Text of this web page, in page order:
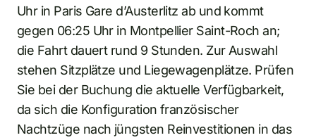
Uhr in Paris Gare d’Austerlitz ab und kommt
gegen 06:25 Uhr in Montpellier Saint-Roch an;
die Fahrt dauert rund 9 Stunden. Zur Auswahl
stehen Sitzplätze und Liegewagenplätze. Prüfen
Sie bei der Buchung die aktuelle Verfügbarkeit,
da sich die Konfiguration französischer
Nachtzüge nach jüngsten Reinvestitionen in das